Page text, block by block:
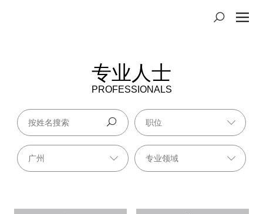
专业人士
PROFESSIONALS